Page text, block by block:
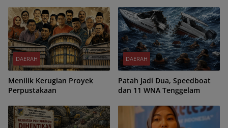
DAERAH
Menilik Kerugian Proyek
Perpustakaan
DAERAH
Patah Jadi Dua, Speedboat
dan 11 WNA Tenggelam